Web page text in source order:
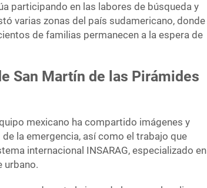
participando en las labores de búsqueda y
varias zonas del país sudamericano, donde
de familias permanecen a la espera de
San Martín de las Pirámides
mexicano ha compartido imágenes y
la emergencia, así como el trabajo que
internacional INSARAG, especializado en
urbano.